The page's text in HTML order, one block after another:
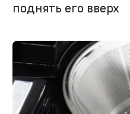
поднять его вверх